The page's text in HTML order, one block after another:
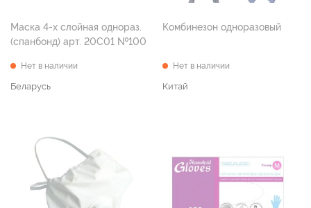
Маска 4-х слойная однораз.
(спанбонд) арт. 20С01 №100
Нет в наличии
Беларусь
Комбинезон одноразовый
Нет в наличии
Китай